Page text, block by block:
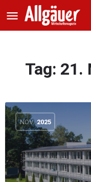
Tag: 21.
NOV. 2025